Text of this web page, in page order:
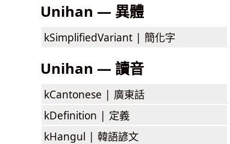
Unihan — 異體
kSimplifiedVariant | 簡化字
Unihan — 讀音
kCantonese | 廣東話
kDefinition | 定義
kHangul | 韓語諺文